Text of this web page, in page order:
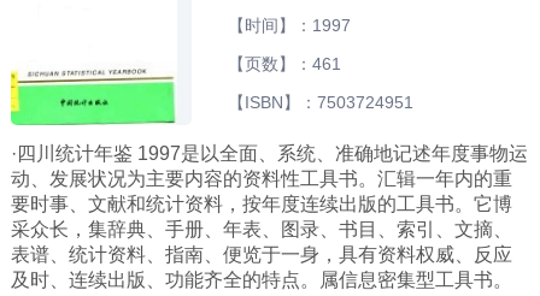
福建
广西
西藏
上海
重庆
【时间】：1997
【页数】：461
【ISBN】：7503724951
·四川统计年鉴 1997是以全面、系统、准确地记述年度事物运
动、发展状况为主要内容的资料性工具书。汇辑一年内的重
要时事、文献和统计资料，按年度连续出版的工具书。它博
采众长，集辞典、手册、年表、图录、书目、索引、文摘、
表谱、统计资料、指南、便览于一身，具有资料权威、反应
及时、连续出版、功能齐全的特点。属信息密集型工具书。